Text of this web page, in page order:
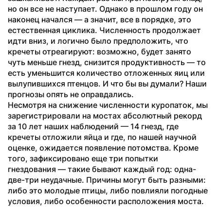
но он все не наступает. Однако в прошлом году он
наконец начался — а значит, все в порядке, это
естественная циклика. Численность продолжает
идти вниз, и логично было предположить, что
кречеты отреагируют: возможно, будет занято
чуть меньше гнезд, снизится продуктивность — то
есть уменьшится количество отложенных яиц или
вылупившихся птенцов. И что бы вы думали? Наши
прогнозы опять не оправдались.
Несмотря на снижение численности куропаток, мы
зарегистрировали на мостах абсолютный рекорд
за 10 лет наших наблюдений — 14 гнезд, где
кречеты отложили яйца и где, по нашей научной
оценке, ожидается появление потомства. Кроме
того, зафиксировано еще три попытки
гнездования — такие бывают каждый год: одна-
две-три неудачные. Причины могут быть разными:
либо это молодые птицы, либо повлияли погодные
условия, либо особенности расположения моста.